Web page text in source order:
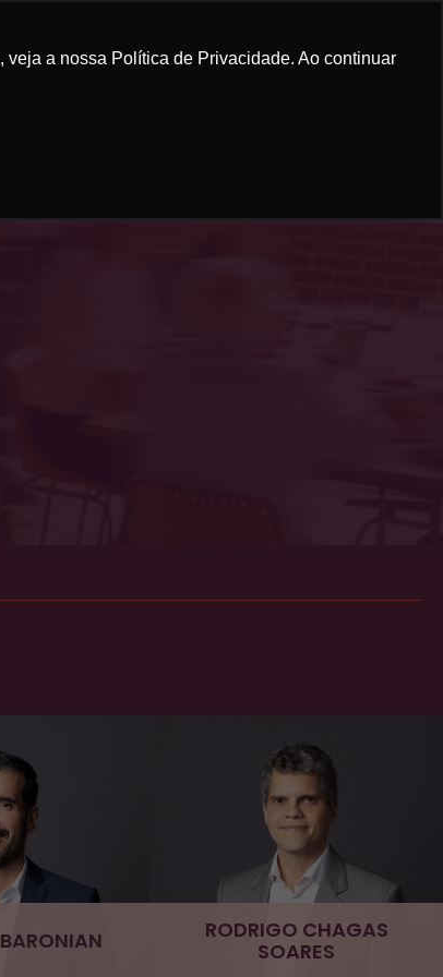
a nossa Política de Privacidade. Ao continuar
RODRIGO CHAGAS
SOARES